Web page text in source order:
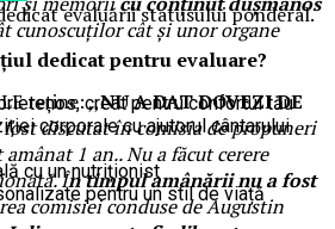
cunoscuților cât și unor organe
reține: ,,NU A DAT DOVEZI DE
discutat în comisia de propuneri
1 an.. Nu a făcut cerere
În timpul amânării nu a fost
comisiei conduse de Augustin
evaluării statusului ponderal.
dedicat pentru evaluare?
creat pentru confortul tău
corporale cu ajutorul cântarului
cu un nutriționist
pentru un stil de viață